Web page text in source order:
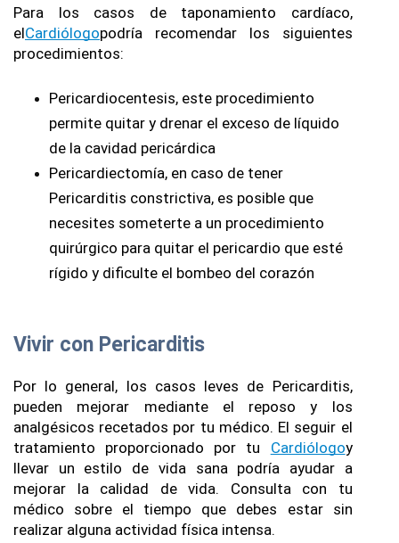
Para los casos de taponamiento cardíaco,
elCardiólogopodría recomendar los siguientes
procedimientos:
Pericardiocentesis, este procedimiento
permite quitar y drenar el exceso de líquido
de la cavidad pericárdica
Pericardiectomía, en caso de tener
Pericarditis constrictiva, es posible que
necesites someterte a un procedimiento
quirúrgico para quitar el pericardio que esté
rígido y dificulte el bombeo del corazón
Vivir con Pericarditis
Por lo general, los casos leves de Pericarditis,
pueden mejorar mediante el reposo y los
analgésicos recetados por tu médico. El seguir el
tratamiento proporcionado por tu Cardiólogoy
llevar un estilo de vida sana podría ayudar a
mejorar la calidad de vida. Consulta con tu
médico sobre el tiempo que debes estar sin
realizar alguna actividad física intensa.